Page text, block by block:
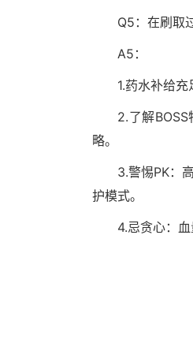
Q5：在刷取
A5：
1.药水补给
2.了解
略。
3.警惕PK：
护模式。
4.忌贪心：